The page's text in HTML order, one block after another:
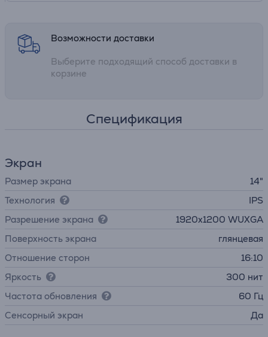
Возможности доставки
Выберите подходящий способ доставки в
корзине
Спецификация
Экран
Размер экрана
14"
Технология
IPS
Разрешение экрана
1920x1200 WUXGA
Поверхность экрана
глянцевая
Отношение сторон
16:10
Яркость
300 нит
Частота обновления
60 Гц
Cенсорный экран
Да